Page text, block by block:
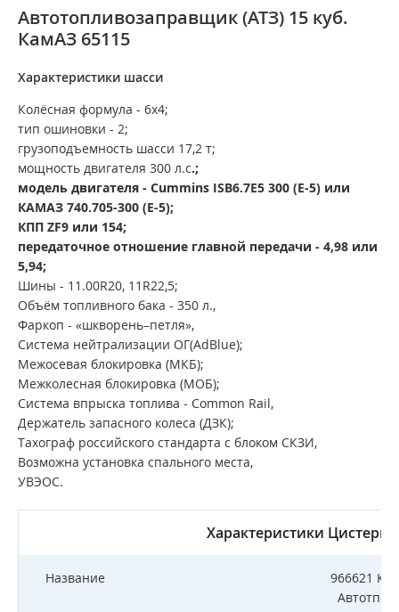
Автотопливозаправщик (АТЗ) 15 куб.
КамАЗ 65115
Характеристики шасси
Колёсная формула - 6х4;
тип ошиновки - 2;
грузоподъемность шасси 17,2 т;
мощность двигателя 300 л.с.;
модель двигателя - Cummins ISB6.7E5 300 (Е-5) или
КАМАЗ 740.705-300 (Е-5);
КПП ZF9 или 154;
передаточное отношение главной передачи - 4,98 или
5,94;
Шины - 11.00R20, 11R22,5;
Объём топливного бака - 350 л.,
Фаркоп - «шкворень–петля»,
Система нейтрализации ОГ(AdBlue);
Межосевая блокировка (МКБ);
Межколесная блокировка (МОБ);
Система впрыска топлива - Common Rail,
Держатель запасного колеса (ДЗК);
Тахограф российского стандарта с блоком СКЗИ,
Возможна установка спального места,
УВЭОС.
Характеристики Цистерны
Название
966621